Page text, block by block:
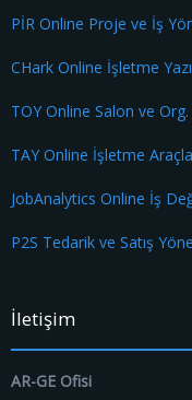
PİR Online Proje ve İş
CHark Online İşletme
TOY Online Salon ve
TAY Online İşletme
JobAnalytics Online İş
P2S Tedarik ve Satış
İletişim
AR-GE Ofisi